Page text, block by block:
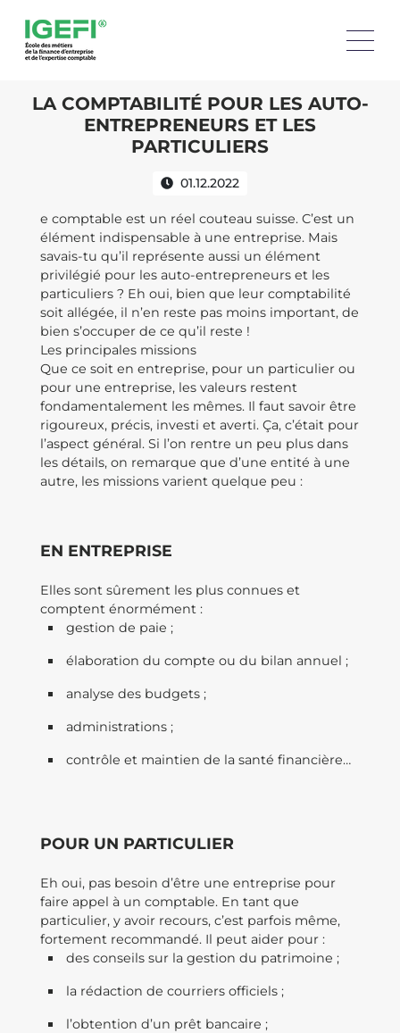
LA COMPTABILITÉ POUR LES AUTO-
ENTREPRENEURS ET LES
PARTICULIERS
01.12.2022
e comptable est un réel couteau suisse. C’est un
élément indispensable à une entreprise. Mais
savais-tu qu’il représente aussi un élément
privilégié pour les auto-entrepreneurs et les
particuliers ? Eh oui, bien que leur comptabilité
soit allégée, il n’en reste pas moins important, de
bien s’occuper de ce qu’il reste !
Les principales missions
Que ce soit en entreprise, pour un particulier ou
pour une entreprise, les valeurs restent
fondamentalement les mêmes. Il faut savoir être
rigoureux, précis, investi et averti. Ça, c’était pour
l’aspect général. Si l’on rentre un peu plus dans
les détails, on remarque que d’une entité à une
autre, les missions varient quelque peu :
EN ENTREPRISE
Elles sont sûrement les plus connues et
comptent énormément :
gestion de paie ;
élaboration du compte ou du bilan annuel ;
analyse des budgets ;
administrations ;
contrôle et maintien de la santé financière…
POUR UN PARTICULIER
Eh oui, pas besoin d’être une entreprise pour
faire appel à un comptable. En tant que
particulier, y avoir recours, c’est parfois même,
fortement recommandé. Il peut aider pour :
des conseils sur la gestion du patrimoine ;
la rédaction de courriers officiels ;
l’obtention d’un prêt bancaire ;